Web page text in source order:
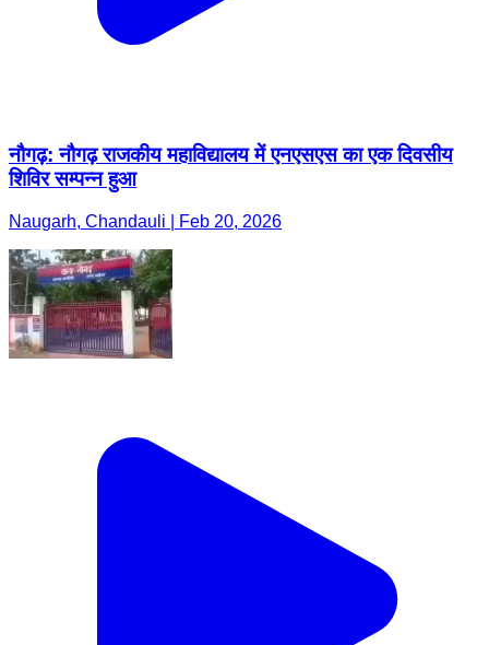
नौगढ़: नौगढ़ राजकीय महाविद्यालय में एनएसएस का एक दिवसीय
शिविर सम्पन्न हुआ
Naugarh, Chandauli | Feb 20, 2026